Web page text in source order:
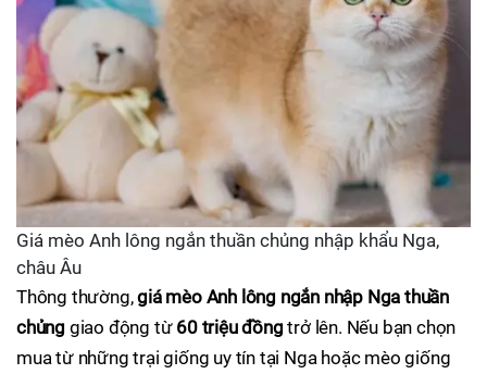
Giá mèo Anh lông ngắn thuần chủng nhập khẩu Nga,
châu Âu
Thông thường,giá mèo Anh lông ngắn nhập Nga thuần
chủng giao động từ 60 triệu đồng trở lên. Nếu bạn chọn
mua từ những trại giống uy tín tại Nga hoặc mèo giống